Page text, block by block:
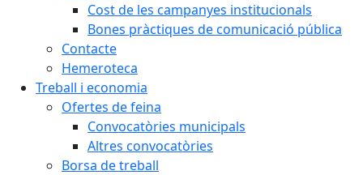
Cost de les campanyes institucionals
Bones pràctiques de comunicació pública
Contacte
Hemeroteca
Treball i economia
Ofertes de feina
Convocatòries municipals
Altres convocatòries
Borsa de treball